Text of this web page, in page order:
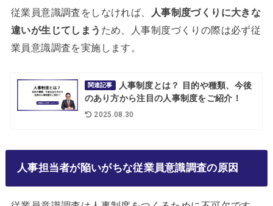
従業員意識調査をしなければ、
人事制度づくりに大きな
違いが生じてしまう ため、人事制度づくりの際は必ず従
業員意識調査を実施します。
関連記事
人事制度とは？ 目的や種類、今後
のあり方から注目の人事制度をご紹介！
2025.08.30
人事担当者が陥いがちな従業員意識調査の原因